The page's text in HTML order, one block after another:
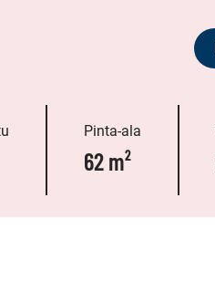
Pinta-ala
62 m²